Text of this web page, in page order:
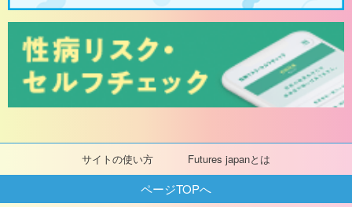
サイトの使い方 Futures japanとは
ページTOPへ